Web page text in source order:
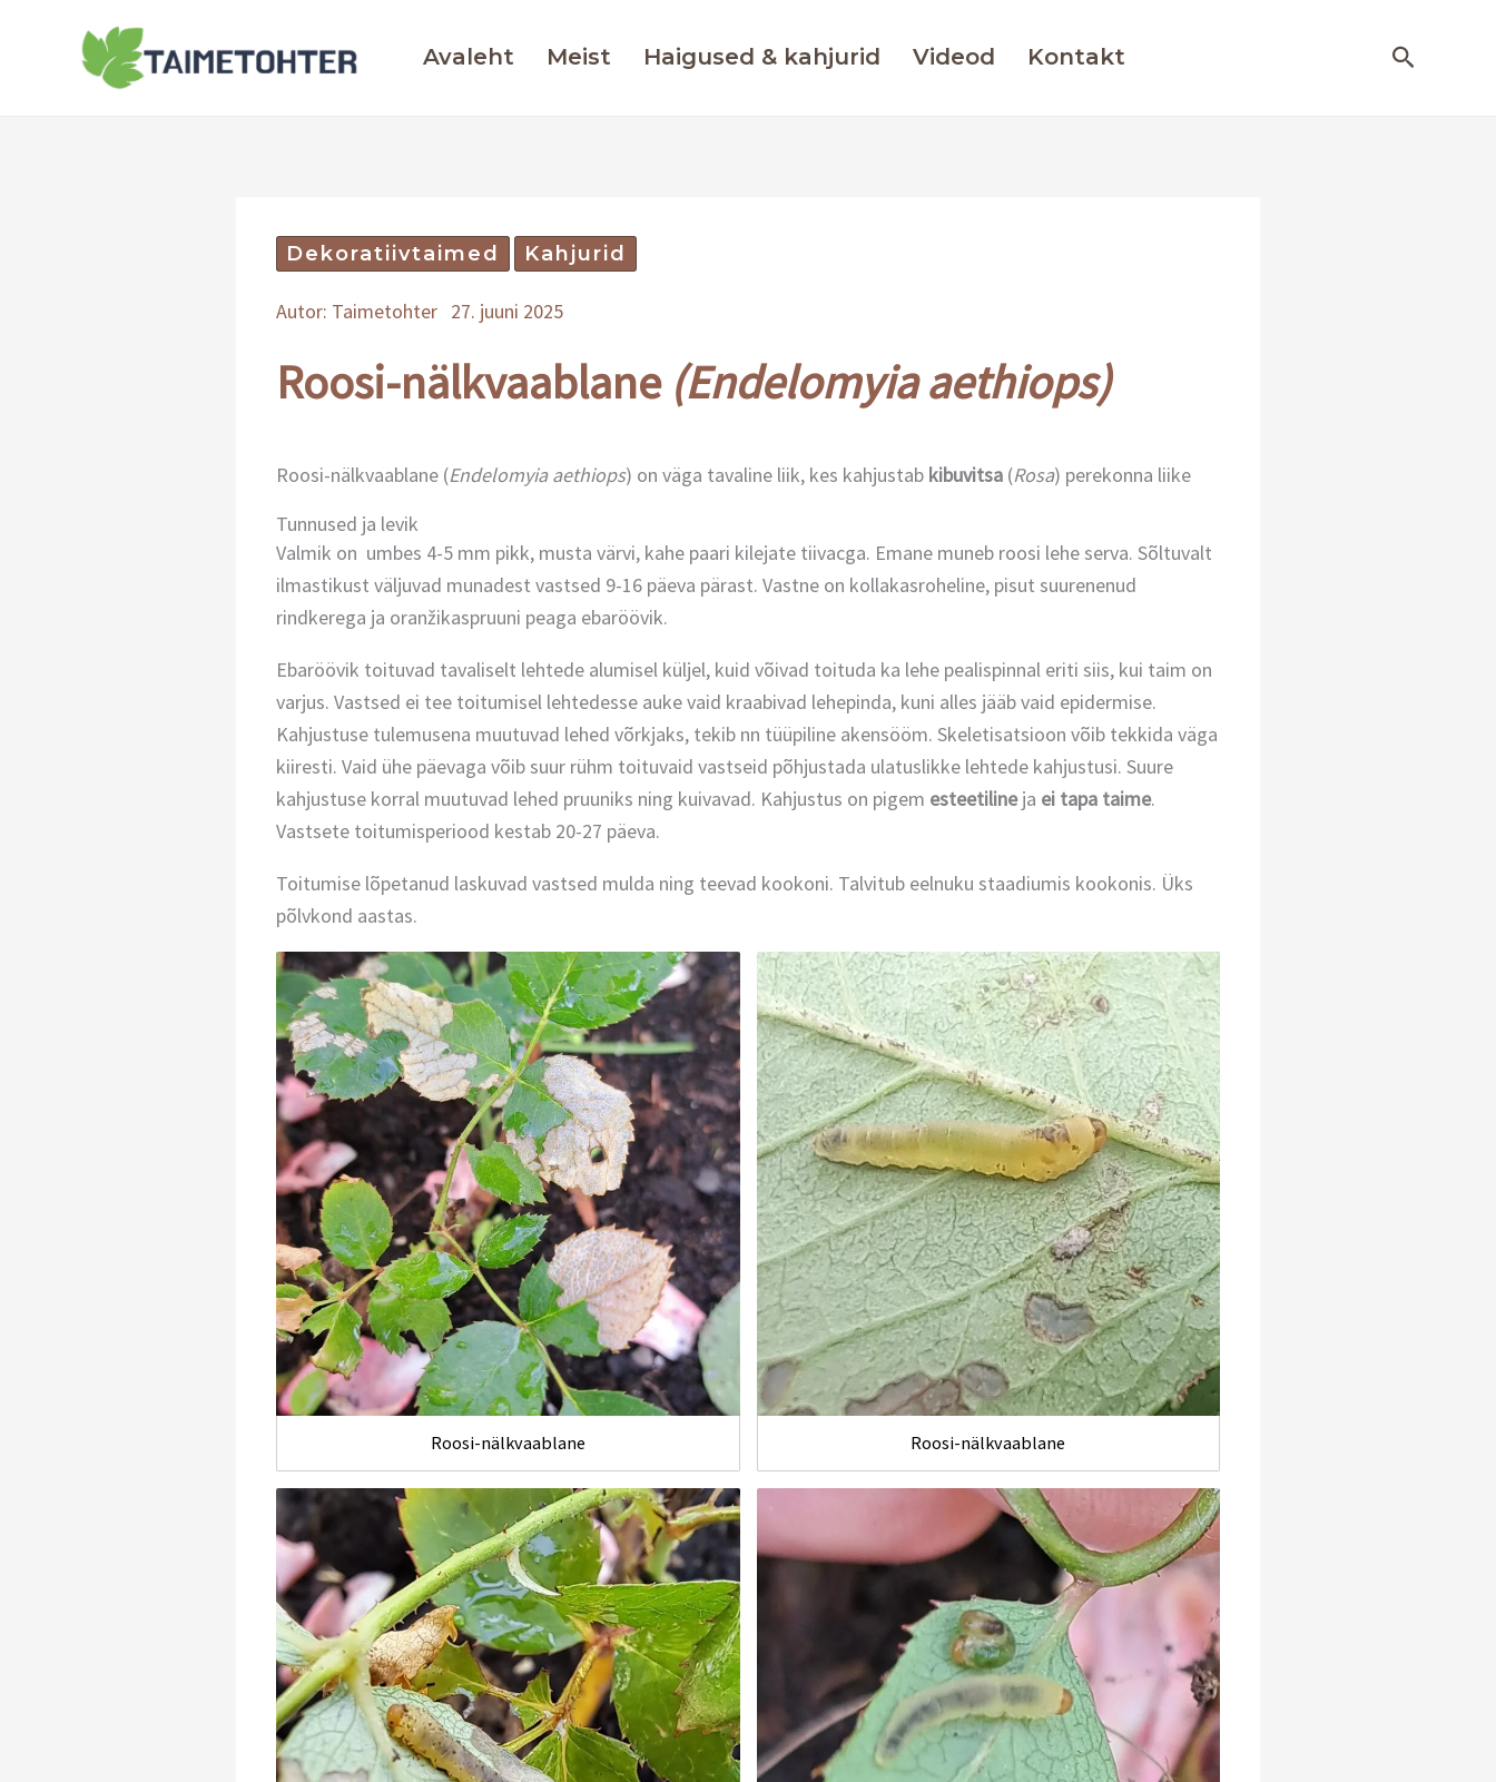
Avaleht Meist Haigused & kahjurid Videod Kontakt Otsing
Dekoratiivtaimed Kahjurid
Autor: Taimetohter 27. juuni 2025
Roosi-nälkvaablane (Endelomyia aethiops)
Roosi-nälkvaablane (Endelomyia aethiops) on väga tavaline liik, kes kahjustab kibuvitsa (Rosa) perekonna liike
Tunnused ja levik
Valmik on umbes 4-5 mm pikk, musta värvi, kahe paari kilejate tiivacga. Emane muneb roosi lehe serva. Sõltuvalt
ilmastikust väljuvad munadest vastsed 9-16 päeva pärast. Vastne on kollakasroheline, pisut suurenenud
rindkerega ja oranžikaspruuni peaga ebaröövik.
Ebaröövik toituvad tavaliselt lehtede alumisel küljel, kuid võivad toituda ka lehe pealispinnal eriti siis, kui taim on
varjus. Vastsed ei tee toitumisel lehtedesse auke vaid kraabivad lehepinda, kuni alles jääb vaid epidermise.
Kahjustuse tulemusena muutuvad lehed võrkjaks, tekib nn tüüpiline akensööm. Skeletisatsioon võib tekkida väga
kiiresti. Vaid ühe päevaga võib suur rühm toituvaid vastseid põhjustada ulatuslikke lehtede kahjustusi. Suure
kahjustuse korral muutuvad lehed pruuniks ning kuivavad. Kahjustus on pigem esteetilineja ei tapa taime.
Vastsete toitumisperiood kestab 20-27 päeva.
Toitumise lõpetanud laskuvad vastsed mulda ning teevad kookoni. Talvitub eelnuku staadiumis kookonis. Üks
põlvkond aastas.
Roosi-nälkvaablane Roosi-nälkvaablane